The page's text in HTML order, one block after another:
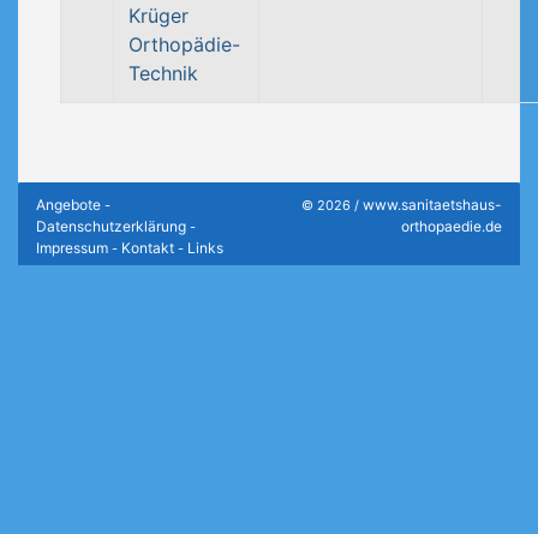
Krüger
Orthopädie-
Technik
Angebote -
Datenschutzerklärung -
Impressum - Kontakt - Links
© 2026 / www.sanitaetshaus-
orthopaedie.de